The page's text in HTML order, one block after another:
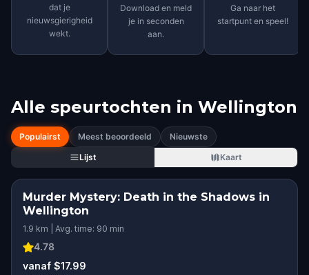
dat je
nieuwsgierigheid
wekt.
Download en meld
je in seconden
aan.
Ga naar het
startpunt en speel!
Alle speurtochten in Wellington
Populairst Meest beoordeeld
Nieuwste
Lijst
Kaart
Murder Mystery: Death in the Shadows in
Wellington
1.9 km | Avg. time: 90 min
4.78
vanaf $17.99